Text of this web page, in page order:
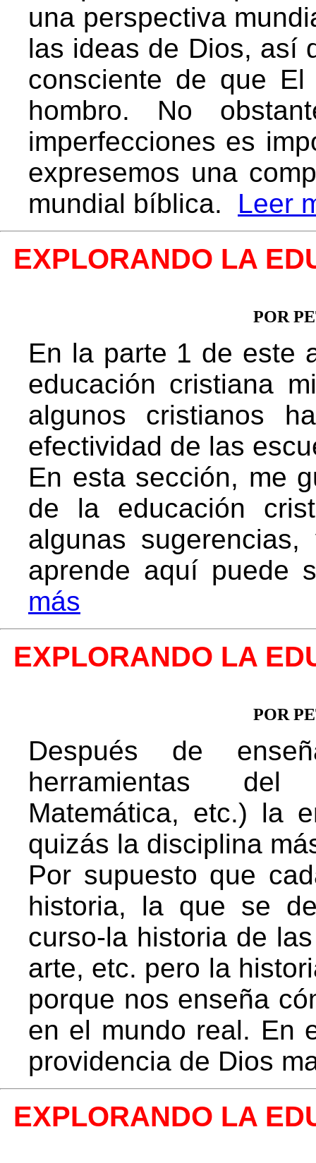
una perspectiva
las ideas de Dios, así
consciente de que
hombro. No
imperfecciones es
expresemos una
mundial bíblica. Leer
EXPLORANDO LA
POR
En la parte 1 de este
educación cristiana
algunos cristianos
efectividad de las
En esta sección, me
de la educación
algunas
aprende aquí
más
EXPLORANDO LA
POR
Después de
herramientas del
Matemática, etc.) la
quizás la disciplina
Por supuesto que
historia, la que se
curso-la historia de
arte, etc. pero la
porque nos enseña
en el mundo real. En
providencia de Dios
EXPLORANDO LA